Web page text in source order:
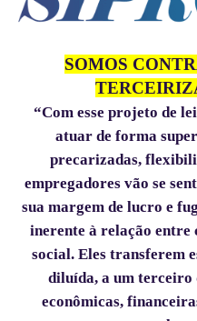
SOMOS
“Com esse projeto de
atuar de forma
precarizadas,
empregadores vão se
sua margem de lucro e
inerente à relação entre
social. Eles transferem
diluída, a um terceiro
econômicas,